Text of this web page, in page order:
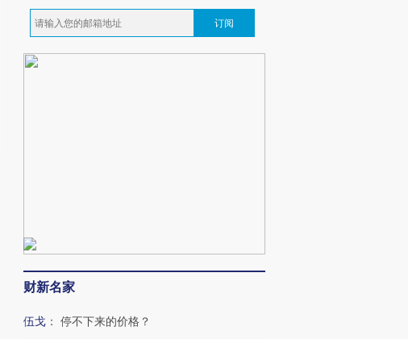
订阅
财新名家
伍戈 ： 停不下来的价格？